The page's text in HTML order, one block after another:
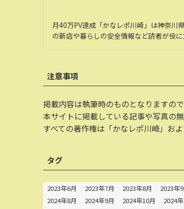
月40万PV達成「かなレポ川崎」は神奈川
の新店や暮らしの安全情報など読者が役
注意事項
掲載内容は執筆時のものとなりますの
本サイトに掲載している記事や写真の
すべての著作権は「かなレポ川崎」お
タグ
2023年6月 2023年7月 2023年8月 2023年
2024年8月
2024年9月 2024年10月 2024